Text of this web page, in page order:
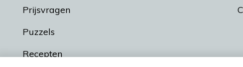
Prijsvragen
Puzzels
Recepten